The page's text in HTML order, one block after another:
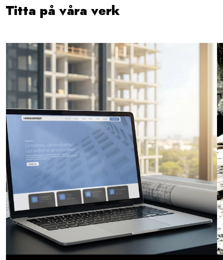
Titta på våra verk